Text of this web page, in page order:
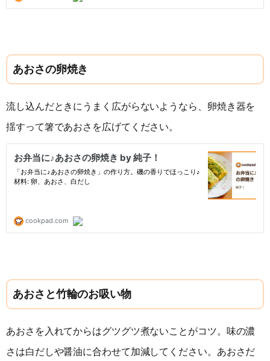
あおさの卵焼き
流し込んだときにうまく広がらないようなら、卵焼き器を
揺すって箸であおさを広げてください。
あおさと竹輪のお吸い物
あおさを入れてからはグツグツ煮ないことがコツ。味の濃
さは白だしや醤油に合わせて加減してください。あおさだ